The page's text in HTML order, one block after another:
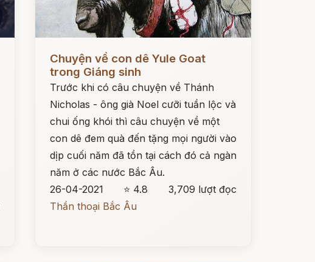
Chuyện về con dê Yule Goat
trong Giáng sinh
Trước khi có câu chuyện về Thánh
Nicholas - ông già Noel cưỡi tuần lộc và
chui ống khói thì câu chuyện về một
con dê đem quà đến tặng mọi người vào
dịp cuối năm đã tồn tại cách đó cả ngàn
năm ở các nước Bắc Âu.
26-04-2021
⭐ 4.8
3,709 lượt đọc
Thần thoại Bắc Âu